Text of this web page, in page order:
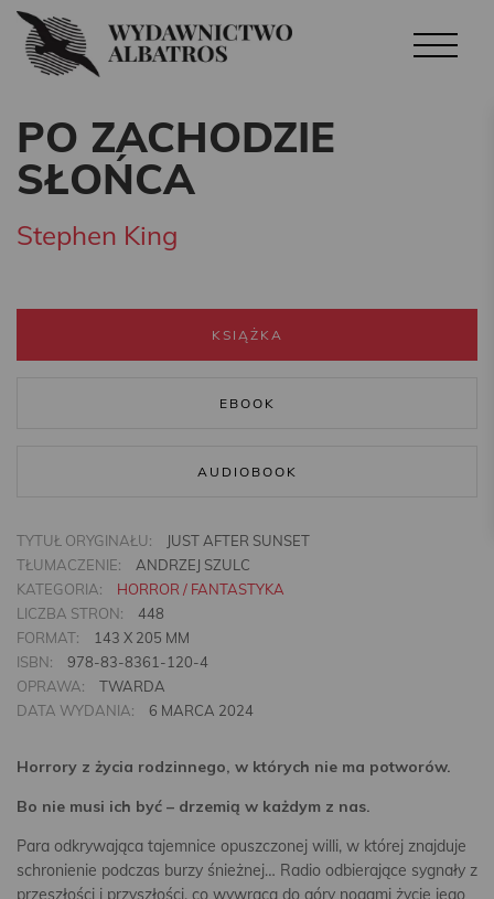
PO ZACHODZIE
SŁOŃCA
Stephen King
KSIĄŻKA
EBOOK
AUDIOBOOK
TYTUŁ ORYGINAŁU:
JUST AFTER SUNSET
TŁUMACZENIE:
ANDRZEJ SZULC
KATEGORIA:
HORROR / FANTASTYKA
LICZBA STRON:
448
FORMAT:
143 X 205 MM
ISBN:
978-83-8361-120-4
OPRAWA:
TWARDA
DATA WYDANIA:
6 MARCA 2024
Horrory z życia rodzinnego, w których nie ma potworów.
Bo nie musi ich być – drzemią w każdym z nas.
Para odkrywająca tajemnice opuszczonej willi, w której znajduje
schronienie podczas burzy śnieżnej… Radio odbierające sygnały z
przeszłości i przyszłości, co wywraca do góry nogami życie jego